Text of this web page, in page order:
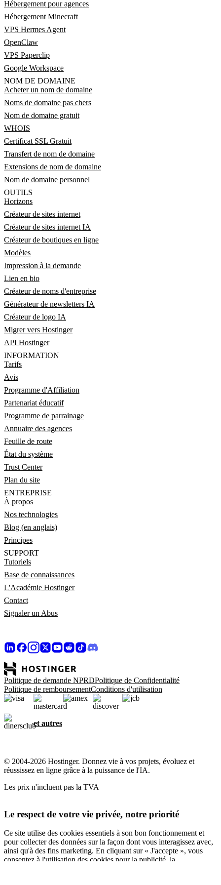
Hébergement pour agences
Hébergement Minecraft
VPS Hermes Agent
OpenClaw
VPS Paperclip
Google Workspace
NOM DE DOMAINE
Acheter un nom de domaine
Noms de domaine pas chers
Nom de domaine gratuit
WHOIS
Certificat SSL Gratuit
Transfert de nom de domaine
Extensions de nom de domaine
Nom de domaine personnel
OUTILS
Horizons
Créateur de sites internet
Créateur de sites internet IA
Créateur de boutiques en ligne
Modèles
Impression à la demande
Lien en bio
Créateur de noms d'entreprise
Générateur de newsletters IA
Créateur de logo IA
Migrer vers Hostinger
API Hostinger
INFORMATION
Tarifs
Avis
Programme d'Affiliation
Partenariat éducatif
Programme de parrainage
Annuaire des agences
Feuille de route
État du système
Trust Center
Plan du site
ENTREPRISE
À propos
Nos technologies
Blog (en anglais)
Principes
SUPPORT
Tutoriels
Base de connaissances
L'Académie Hostinger
Contact
Signaler un Abus
Politique de demande NPRDPolitique de Confidentialité
Politique de remboursementConditions d'utilisation
et autres
© 2004-2026 Hostinger. Donnez vie à vos projets, évoluez et
réussissez en ligne grâce à la puissance de l'IA.
Les prix n'incluent pas la TVA
Le respect de votre vie privée, notre priorité
Ce site utilise des cookies essentiels à son bon fonctionnement et
pour collecter des données sur la façon dont vous interagissez avec,
ainsi qu'à des fins marketing. En cliquant sur « J'accepte », vous
consentez à l'utilisation des cookies pour la publicité, la